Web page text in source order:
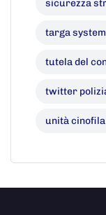
sicurezza
targa system
tutela del
twitter
unità cinofila